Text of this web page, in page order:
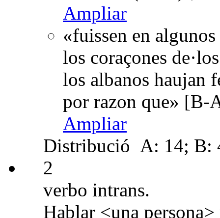
Ampliar
«fuissen en
los coraçones
los albanos haujan
por razon que» [B-
Ampliar
Distribució A: 14; B:
2
verbo intrans.
Hablar <una